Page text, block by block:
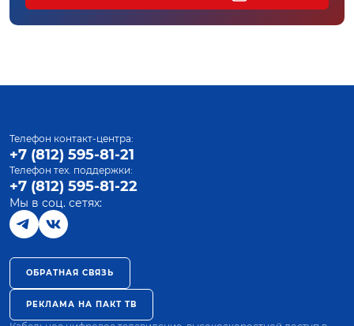
Телефон контакт-центра:
+7 (812) 595-81-21
Телефон тех. поддержки:
+7 (812) 595-81-22
Мы в соц. сетях:
ОБРАТНАЯ СВЯЗЬ
РЕКЛАМА НА ПАКТ ТВ